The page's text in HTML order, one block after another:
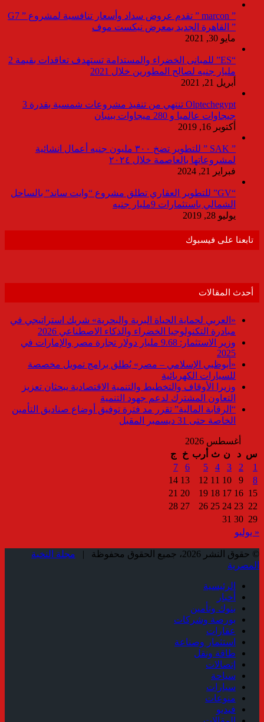
” marcon ” تقدم عروض سداد وأسعار تنافسية لمشروع ” G7
” القاهرة الجديد بمعرض نيكست موف
مايو 30, 2021
“ES” للمبانى الخضراء والمستدامة تستهدف تعاقدات بقيمة 2
مليار جنيه لصالح المطورين خلال 2021
أبريل 21, 2021
Olptechegypt تنتهي من تنفيذ مشروعات شمسية بقدرة 3
جيجاوات عالميا و 280 ميجاوات ببنبان
أكتوبر 16, 2019
” SAK ” للتطوير تضخ ٣٠٠ مليون جنيه أعمال انشائية
لمشروعاتها بالعاصمة خلال ٢٠٢٤
فبراير 21, 2024
“GV” للتطوير العقاري تطلق مشروع “وايت ساند” بالساحل
الشمالي باستثمارات 9مليار جنيه
يوليو 28, 2019
تابعنا على فيسبوك
أحدث المقالات
«العربي لحماية الحياة البرية والبحرية» شريك استراتيجي في
مبادرة التكنولوجيا الخضراء والذكاء الاصطناعي 2026
وزير الاستثمار: 9.68 مليار دولار تجارة مصر والإمارات في
2025
«أبوظبي الإسلامي – مصر» يُطلق برامج تمويل مخصصة
للسيارات الكهربائية
وزيرا الأوقاف والتخطيط والتنمية الاقتصادية يبحثان تعزيز
التعاون المشترك لدعم جهود التنمية
“الرقابة المالية” تقرر مد فترة توفيق أوضاع صناديق التأمين
الخاصة حتى 31 ديسمبر المقبل
أغسطس 2026
س د ن ث أرب خ
ج
1
2
3
4
5
6
7
8
9
10
11
12
13
14
15
16
17
18
19
20
21
22
23
24
25
26
27
28
29
30
31
« يوليو
© حقوق النشر 2026، جميع الحقوق محفوظة |
مجلة النخبة
المصرية
الرئيسية
أخبار
بنوك وتأمين
بورصة وشركات
عقارات
استثمار وصناعة
طاقة ونقل
إتصالات
سياحة
سيارات
منوعات
فيديو